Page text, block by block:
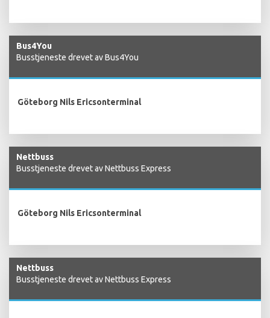
Bus4You
Busstjeneste drevet av Bus4You
Göteborg Nils Ericsonterminal
Nettbuss
Busstjeneste drevet av Nettbuss Express
Göteborg Nils Ericsonterminal
Nettbuss
Busstjeneste drevet av Nettbuss Express